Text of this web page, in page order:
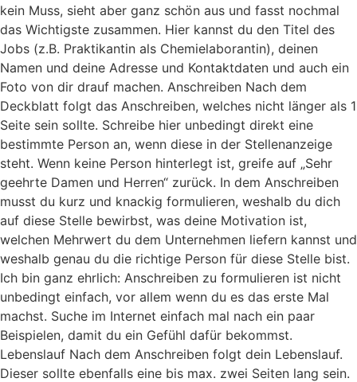
kein Muss, sieht aber ganz schön aus und fasst nochmal
das Wichtigste zusammen. Hier kannst du den Titel des
Jobs (z.B. Praktikantin als Chemielaborantin), deinen
Namen und deine Adresse und Kontaktdaten und auch ein
Foto von dir drauf machen. Anschreiben Nach dem
Deckblatt folgt das Anschreiben, welches nicht länger als 1
Seite sein sollte. Schreibe hier unbedingt direkt eine
bestimmte Person an, wenn diese in der Stellenanzeige
steht. Wenn keine Person hinterlegt ist, greife auf „Sehr
geehrte Damen und Herren“ zurück. In dem Anschreiben
musst du kurz und knackig formulieren, weshalb du dich
auf diese Stelle bewirbst, was deine Motivation ist,
welchen Mehrwert du dem Unternehmen liefern kannst und
weshalb genau du die richtige Person für diese Stelle bist.
Ich bin ganz ehrlich: Anschreiben zu formulieren ist nicht
unbedingt einfach, vor allem wenn du es das erste Mal
machst. Suche im Internet einfach mal nach ein paar
Beispielen, damit du ein Gefühl dafür bekommst.
Lebenslauf Nach dem Anschreiben folgt dein Lebenslauf.
Dieser sollte ebenfalls eine bis max. zwei Seiten lang sein.